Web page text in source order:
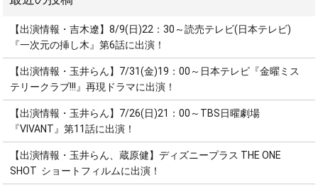
【出演情報・吉木遼】8/9(日)22：30～読売テレビ(日本テレビ)
『一次元の挿し木』第6話に出演！
【出演情報・玉井らん】7/31(金)19：00～日本テレビ『金曜ミス
テリークラブ!!!』再現ドラマに出演！
【出演情報・玉井らん】7/26(日)21：00～TBS日曜劇場
『VIVANT』第11話に出演！
【出演情報・玉井らん、蔵原健】ディズニープラス THE ONE
SHOT ショートフィルムに出演！